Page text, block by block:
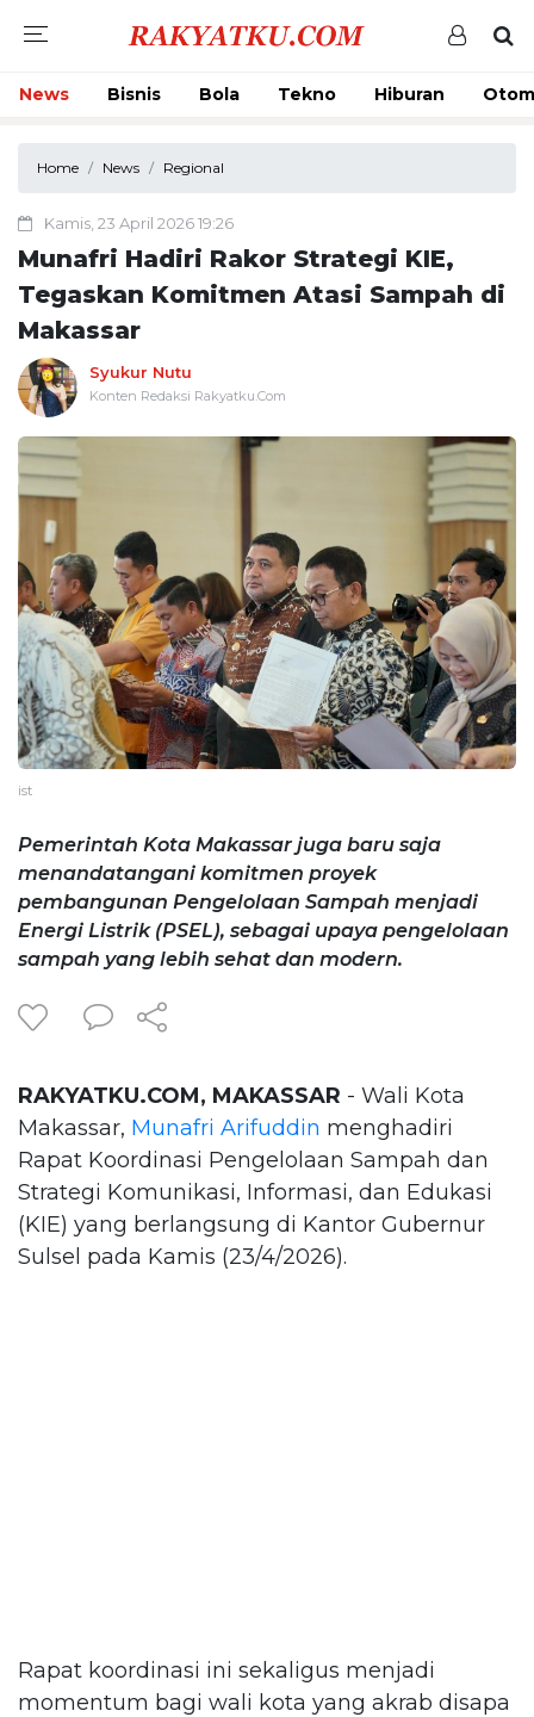
News Bisnis Bola Tekno Hiburan
Home News Regional
Kamis, 23 April 2026 19:26
Munafri Hadiri Rakor Strategi KIE,
Tegaskan Komitmen Atasi Sampah di
Makassar
Syukur Nutu
Konten Redaksi Rakyatku.Com
ist
Pemerintah Kota Makassar juga baru saja
menandatangani komitmen proyek
pembangunan Pengelolaan Sampah menjadi
Energi Listrik (PSEL), sebagai upaya pengelolaan
sampah yang lebih sehat dan modern.
RAKYATKU.COM, MAKASSAR - Wali Kota
Makassar, Munafri Arifuddin menghadiri
Rapat Koordinasi Pengelolaan Sampah dan
Strategi Komunikasi, Informasi, dan Edukasi
(KIE) yang berlangsung di Kantor Gubernur
Sulsel pada Kamis (23/4/2026).
Rapat koordinasi ini sekaligus menjadi
momentum bagi wali kota yang akrab disapa